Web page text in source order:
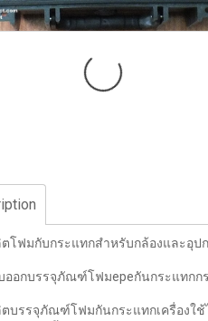
โฟมกับกระแทกสำหรับกล้องและอุ
ออกบรรจุภัณฑ์โฟมepeกันกระแทกกร
บรรจุภัณฑ์โฟมกันกระแทกเครื่องใช้